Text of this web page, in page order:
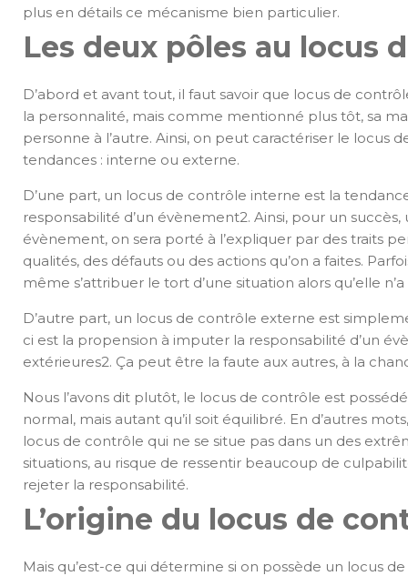
plus en détails ce mécanisme bien particulier.
Les deux pôles au locus
D’abord et avant tout, il faut savoir que locus de
la personnalité, mais comme mentionné plus tôt, sa
personne à l’autre. Ainsi, on peut caractériser le locus
tendances : interne ou externe.
D’une part, un locus de contrôle interne est la
responsabilité d’un évènement2. Ainsi, pour un
évènement, on sera porté à l’expliquer par des traits
qualités, des défauts ou des actions qu’on a faites.
même s’attribuer le tort d’une situation alors qu’elle
D’autre part, un locus de contrôle externe est
ci est la propension à imputer la responsabilité d’un
extérieures2. Ça peut être la faute aux autres, à la
Nous l’avons dit plutôt, le locus de contrôle est
normal, mais autant qu’il soit équilibré. En d’autres
locus de contrôle qui ne se situe pas dans un des
situations, au risque de ressentir beaucoup de
rejeter la responsabilité.
L’origine du locus de
Mais qu’est-ce qui détermine si on possède un locus